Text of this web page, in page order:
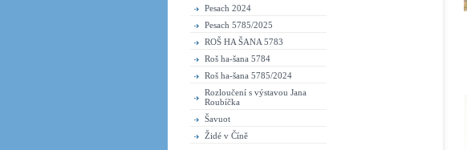
Pesach 2024
Pesach 5785/2025
ROŠ HA ŠANA 5783
Roš ha-šana 5784
Roš ha-šana 5785/2024
Rozloučení s výstavou Jana
Roubíčka
Šavuot
Židé v Číně